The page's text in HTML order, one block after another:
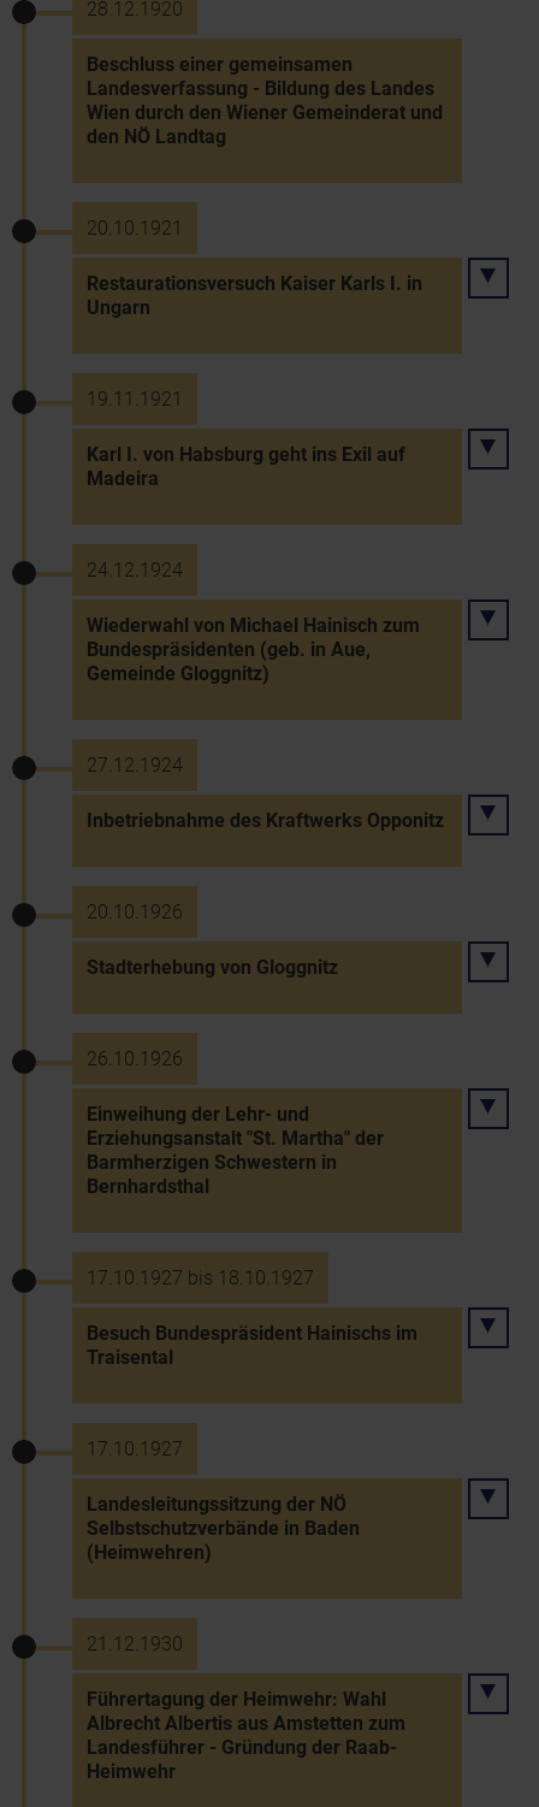
28.12.1920
Beschluss einer gemeinsamen
Landesverfassung - Bildung des Landes
Wien durch den Wiener Gemeinderat und
den NÖ Landtag
20.10.1921
Restaurationsversuch Kaiser Karls I. in
Ungarn
19.11.1921
Karl I. von Habsburg geht ins Exil auf
Madeira
24.12.1924
Wiederwahl von Michael Hainisch zum
Bundespräsidenten (geb. in Aue,
Gemeinde Gloggnitz)
27.12.1924
Inbetriebnahme des Kraftwerks Opponitz
20.10.1926
Stadterhebung von Gloggnitz
26.10.1926
Einweihung der Lehr- und
Erziehungsanstalt "St. Martha" der
Barmherzigen Schwestern in
Bernhardsthal
17.10.1927 bis 18.10.1927
Besuch Bundespräsident Hainischs im
Traisental
17.10.1927
Landesleitungssitzung der NÖ
Selbstschutzverbände in Baden
(Heimwehren)
21.12.1930
Führertagung der Heimwehr: Wahl
Albrecht Albertis aus Amstetten zum
Landesführer - Gründung der Raab-
Heimwehr